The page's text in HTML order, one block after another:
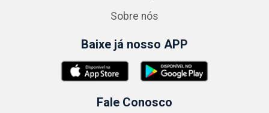
Sobre nós
Baixe já nosso APP
Fale Conosco